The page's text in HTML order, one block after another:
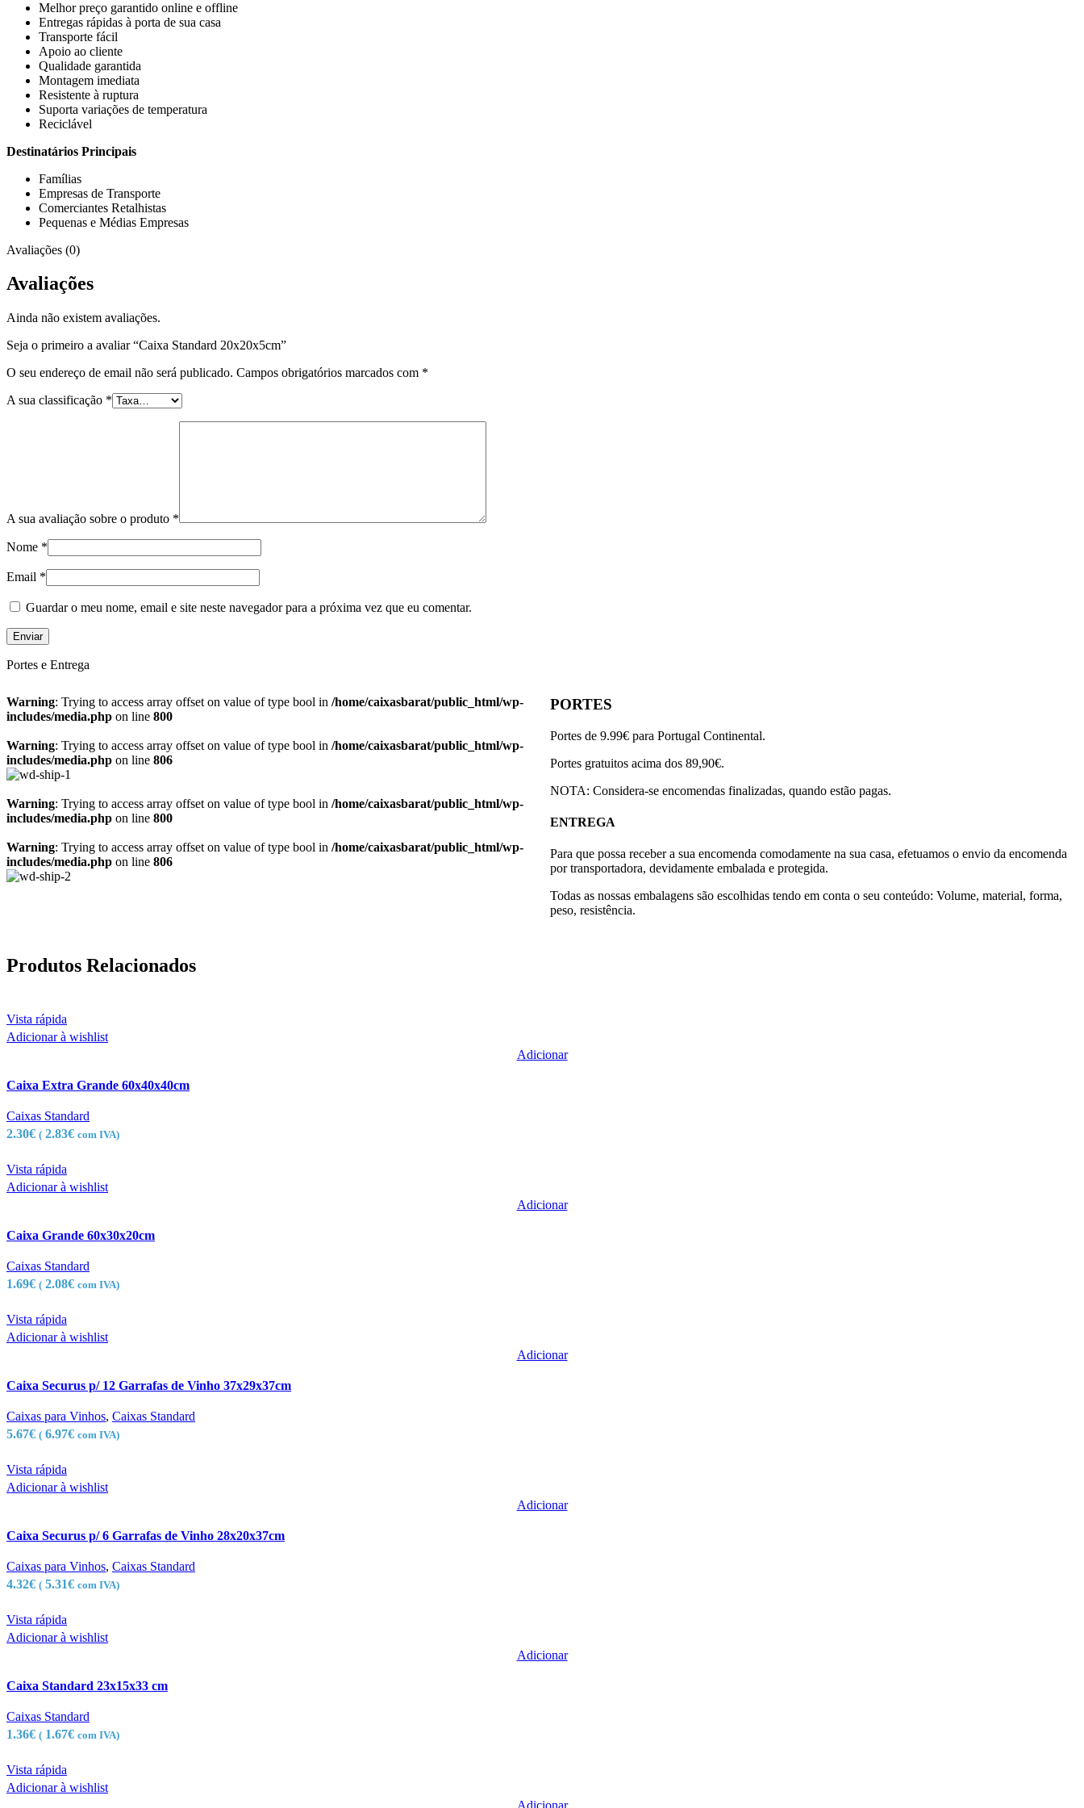
Melhor preço garantido online e offline
Entregas rápidas à porta de sua casa
Transporte fácil
Apoio ao cliente
Qualidade garantida
Montagem imediata
Resistente à ruptura
Suporta variações de temperatura
Reciclável
Destinatários Principais
Famílias
Empresas de Transporte
Comerciantes Retalhistas
Pequenas e Médias Empresas
Avaliações (0)
Avaliações
Ainda não existem avaliações.
Seja o primeiro a avaliar “Caixa Standard 20x20x5cm”
O seu endereço de email não será publicado. Campos obrigatórios marcados com *
A sua classificação *
A sua avaliação sobre o produto *
Nome *
Email *
Guardar o meu nome, email e site neste navegador para a próxima vez que eu comentar.
Portes e Entrega
Warning: Trying to access array offset on value of type bool in /home/caixasbarat/public_html/wp-
includes/media.php on line 800
Warning: Trying to access array offset on value of type bool in /home/caixasbarat/public_html/wp-
includes/media.php on line 806
Warning: Trying to access array offset on value of type bool in /home/caixasbarat/public_html/wp-
includes/media.php on line 800
Warning: Trying to access array offset on value of type bool in /home/caixasbarat/public_html/wp-
includes/media.php on line 806
PORTES
Portes de 9.99€ para Portugal Continental.
Portes gratuitos acima dos 89,90€.
NOTA: Considera-se encomendas finalizadas, quando estão pagas.
ENTREGA
Para que possa receber a sua encomenda comodamente na sua casa, efetuamos o envio da encomenda
por transportadora, devidamente embalada e protegida.
Todas as nossas embalagens são escolhidas tendo em conta o seu conteúdo: Volume, material, forma,
peso, resistência.
Produtos Relacionados
Vista rápida
Adicionar à wishlist
Adicionar
Caixa Extra Grande 60x40x40cm
Caixas Standard
2.30€ ( 2.83€ com IVA)
Vista rápida
Adicionar à wishlist
Adicionar
Caixa Grande 60x30x20cm
Caixas Standard
1.69€ ( 2.08€ com IVA)
Vista rápida
Adicionar à wishlist
Adicionar
Caixa Securus p/ 12 Garrafas de Vinho 37x29x37cm
Caixas para Vinhos, Caixas Standard
5.67€ ( 6.97€ com IVA)
Vista rápida
Adicionar à wishlist
Adicionar
Caixa Securus p/ 6 Garrafas de Vinho 28x20x37cm
Caixas para Vinhos, Caixas Standard
4.32€ ( 5.31€ com IVA)
Vista rápida
Adicionar à wishlist
Adicionar
Caixa Standard 23x15x33 cm
Caixas Standard
1.36€ ( 1.67€ com IVA)
Vista rápida
Adicionar à wishlist